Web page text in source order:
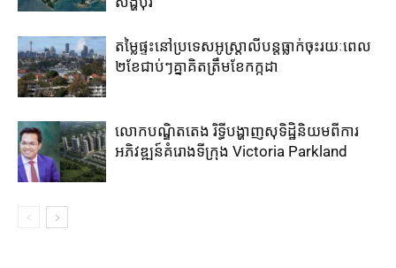
តម្លៃ​ផ្ទះ​នៅ​ប្រទេស​អូស្ត្រាលី​បន្ត​ធ្លាក់​ចុះ​រយៈ​ពេល​
២​ខែ​ជាប់ៗ​គ្នា​គិត​ត្រឹម​ខែ​កក្កដា​
លោកបណ្ឌិតតេង រិទ្ធីបង្ហាញសុទិដ្ឋិនិយមពីការ
អភិវឌ្ឍន៍គំរោងទីក្រុង Victoria Parkland